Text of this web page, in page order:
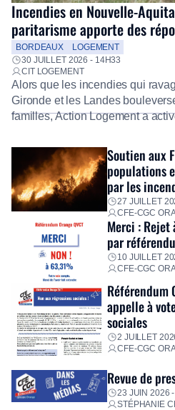
Incendies en Nouvelle-
paritarisme apporte des
salariés
BORDEAUX
LOGEMENT
30 JUILLET 2026 - 14H33
CIT LOGEMENT
Alors que les incendies qui
Gironde et les Landes
familles, Action Logement a
Fidèle à sa mission d’utilité
immédiatement ses équipes
personnalisé, des aides
premières dépenses, […]
Soutien aux
populations
par les
27 JUILLET
CFE-CGC
Merci : Rejet
par
10 JUILLET
CFE-CGC
Référendum
appelle à
sociales
2 JUILLET
CFE-CGC
Revue de
23 JUIN 2026
STÉPHANIE